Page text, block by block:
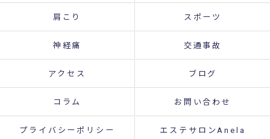
肩こり スポーツ
神経痛 交通事故
アクセス ブログ
コラム お問い合わせ
プライバシーポリシー エステサロンAnela